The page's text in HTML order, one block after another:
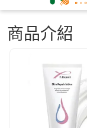
商品介紹